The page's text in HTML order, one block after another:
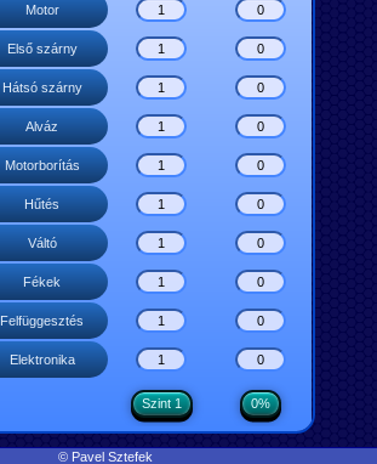
Motor
Első szárny
Hátsó szárny
Alváz
Motorborítás
Hűtés
Váltó
Fékek
Felfüggesztés
Elektronika
Szint 1 0%
© Pavel Sztefek